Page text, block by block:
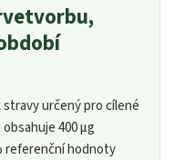
určený pro cílené
400 µg
referenční hodnoty